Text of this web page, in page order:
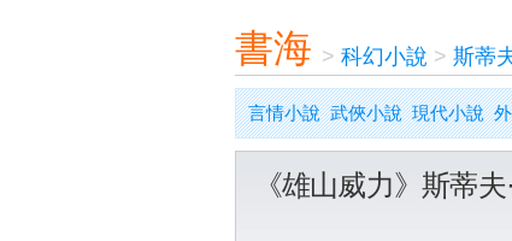
書海 > 科幻小說 > 斯蒂
言情小說 武俠小說 現代小說
《雄山威力》斯蒂